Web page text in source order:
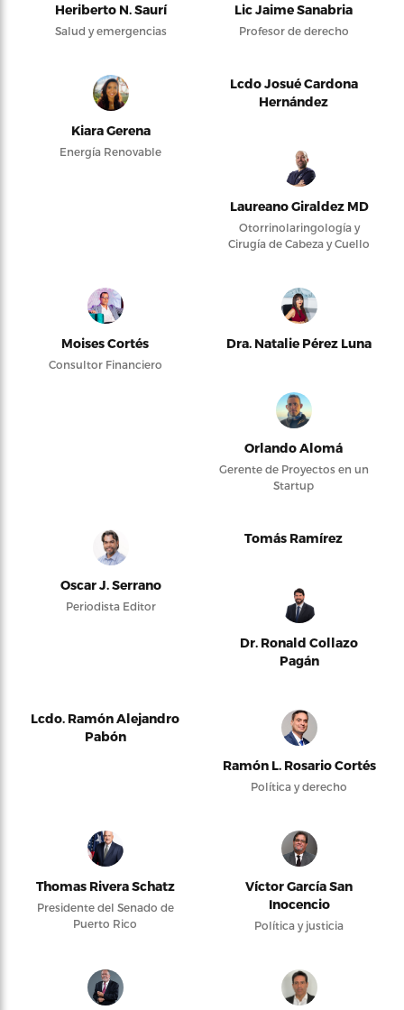
Heriberto N. Saurí
Salud y emergencias
Lic Jaime Sanabria
Profesor de derecho
Kiara Gerena
Energía Renovable
Lcdo Josué Cardona
Hernández
Laureano Giraldez MD
Otorrinolaringología y
Cirugía de Cabeza y Cuello
Moises Cortés
Consultor Financiero
Dra. Natalie Pérez Luna
Orlando Alomá
Gerente de Proyectos en un
Startup
Oscar J. Serrano
Periodista Editor
Tomás Ramírez
Dr. Ronald Collazo
Pagán
Lcdo. Ramón Alejandro
Pabón
Ramón L. Rosario Cortés
Política y derecho
Thomas Rivera Schatz
Presidente del Senado de
Puerto Rico
Víctor García San
Inocencio
Política y justicia